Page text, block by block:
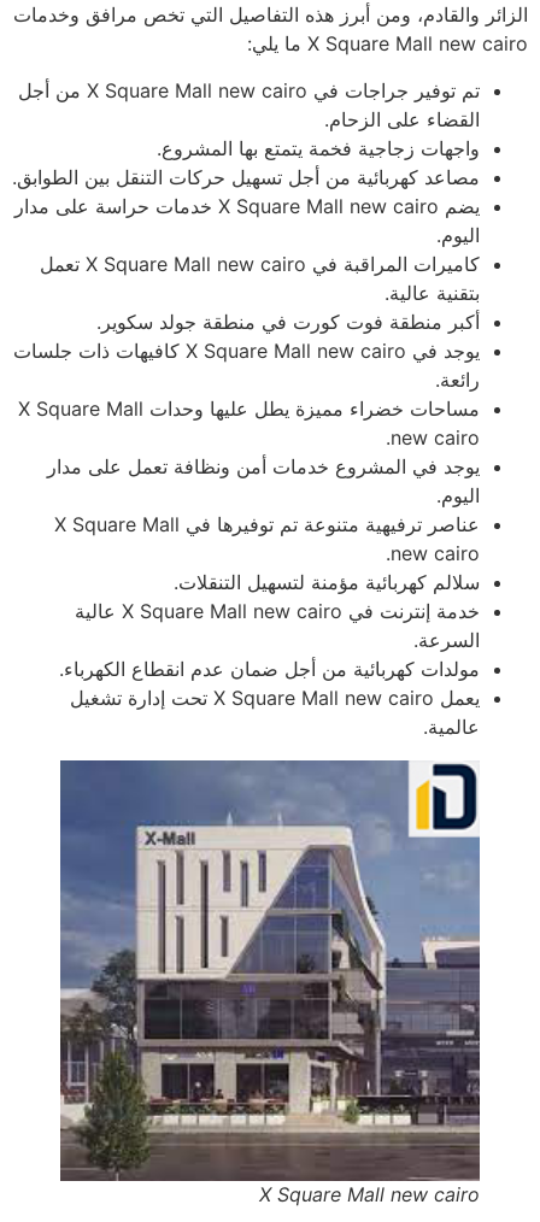
الزائر والقادم، ومن أبرز هذه التفاصيل التي تخص مرافق وخدمات
X Square Mall new cairo ما يلي:
تم توفير جراجات في X Square Mall new cairo من أجل
القضاء على الزحام.
واجهات زجاجية فخمة يتمتع بها المشروع.
مصاعد كهربائية من أجل تسهيل حركات التنقل بين الطوابق.
يضم X Square Mall new cairo خدمات حراسة على مدار
اليوم.
كاميرات المراقبة في X Square Mall new cairo تعمل
بتقنية عالية.
أكبر منطقة فوت كورت في منطقة جولد سكوير.
يوجد في X Square Mall new cairo كافيهات ذات جلسات
رائعة.
مساحات خضراء مميزة يطل عليها وحدات X Square Mall
new cairo.
يوجد في المشروع خدمات أمن ونظافة تعمل على مدار
اليوم.
عناصر ترفيهية متنوعة تم توفيرها في X Square Mall
new cairo.
سلالم كهربائية مؤمنة لتسهيل التنقلات.
خدمة إنترنت في X Square Mall new cairo عالية
السرعة.
مولدات كهربائية من أجل ضمان عدم انقطاع الكهرباء.
يعمل X Square Mall new cairo تحت إدارة تشغيل
عالمية.
X Square Mall new cairo